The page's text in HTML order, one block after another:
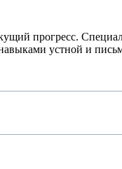
прогресс.
устной и